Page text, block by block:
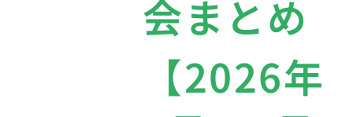
会まとめ
【2026年